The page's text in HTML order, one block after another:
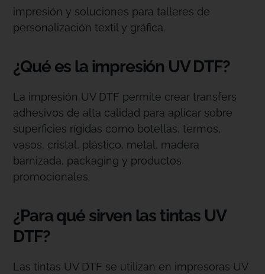
impresión y soluciones para talleres de
personalización textil y gráfica.
¿Qué es la impresión UV DTF?
La impresión UV DTF permite crear transfers
adhesivos de alta calidad para aplicar sobre
superficies rígidas como botellas, termos,
vasos, cristal, plástico, metal, madera
barnizada, packaging y productos
promocionales.
¿Para qué sirven las tintas UV
DTF?
Las tintas UV DTF se utilizan en impresoras UV